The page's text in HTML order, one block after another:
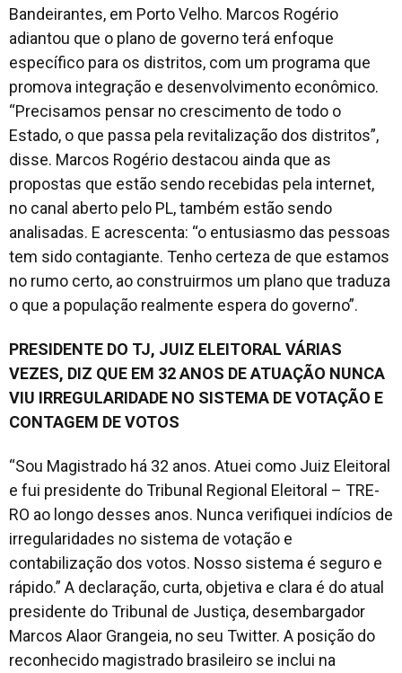
Bandeirantes, em Porto Velho. Marcos Rogério
adiantou que o plano de governo terá enfoque
específico para os distritos, com um programa que
promova integração e desenvolvimento econômico.
“Precisamos pensar no crescimento de todo o
Estado, o que passa pela revitalização dos distritos”,
disse. Marcos Rogério destacou ainda que as
propostas que estão sendo recebidas pela internet,
no canal aberto pelo PL, também estão sendo
analisadas. E acrescenta: “o entusiasmo das pessoas
tem sido contagiante. Tenho certeza de que estamos
no rumo certo, ao construirmos um plano que traduza
o que a população realmente espera do governo”.
PRESIDENTE DO TJ, JUIZ ELEITORAL VÁRIAS
VEZES, DIZ QUE EM 32 ANOS DE ATUAÇÃO NUNCA
VIU IRREGULARIDADE NO SISTEMA DE VOTAÇÃO E
CONTAGEM DE VOTOS
“Sou Magistrado há 32 anos. Atuei como Juiz Eleitoral
e fui presidente do Tribunal Regional Eleitoral – TRE-
RO ao longo desses anos. Nunca verifiquei indícios de
irregularidades no sistema de votação e
contabilização dos votos. Nosso sistema é seguro e
rápido.” A declaração, curta, objetiva e clara é do atual
presidente do Tribunal de Justiça, desembargador
Marcos Alaor Grangeia, no seu Twitter. A posição do
reconhecido magistrado brasileiro se inclui na